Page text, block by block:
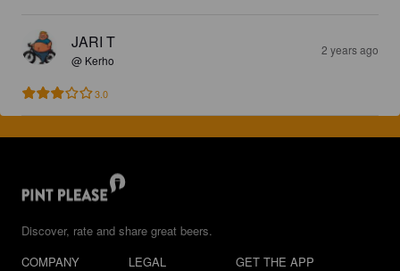
JARI T
@ Kerho
2 years ago
3.0
Discover, rate and share great beers.
COMPANY
LEGAL
GET THE APP